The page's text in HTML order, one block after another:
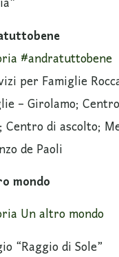
#andratuttobene
per Famiglie
– Girolamo;
di ascolto;
de Paoli
mondo
Un altro mondo
“Raggio di Sole”